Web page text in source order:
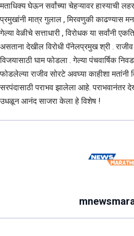
मताधिक्य घेऊन सर्वांच्या चेहऱ्यावर हास्याची
प्रमुखांनी मात्र गुलाल , मिरवणुकी काढण्यास
गेल्या वेळीचे सत्ताधारी , विरोधक या सर्वांनी
असताना देखील विरोधी पॅनेलप्रमुख श्री . राजीव
विजयासाठी घाम फोडला . गेल्या पंचवार्षिक
फोडलेल्या राजीव सोरटे अवघ्या काहीशा मतांनी
सरपंदासाठी पराभव झालेला आहे. पराभवानंतर
उधळून आनंद साजरा केला हे विशेष !